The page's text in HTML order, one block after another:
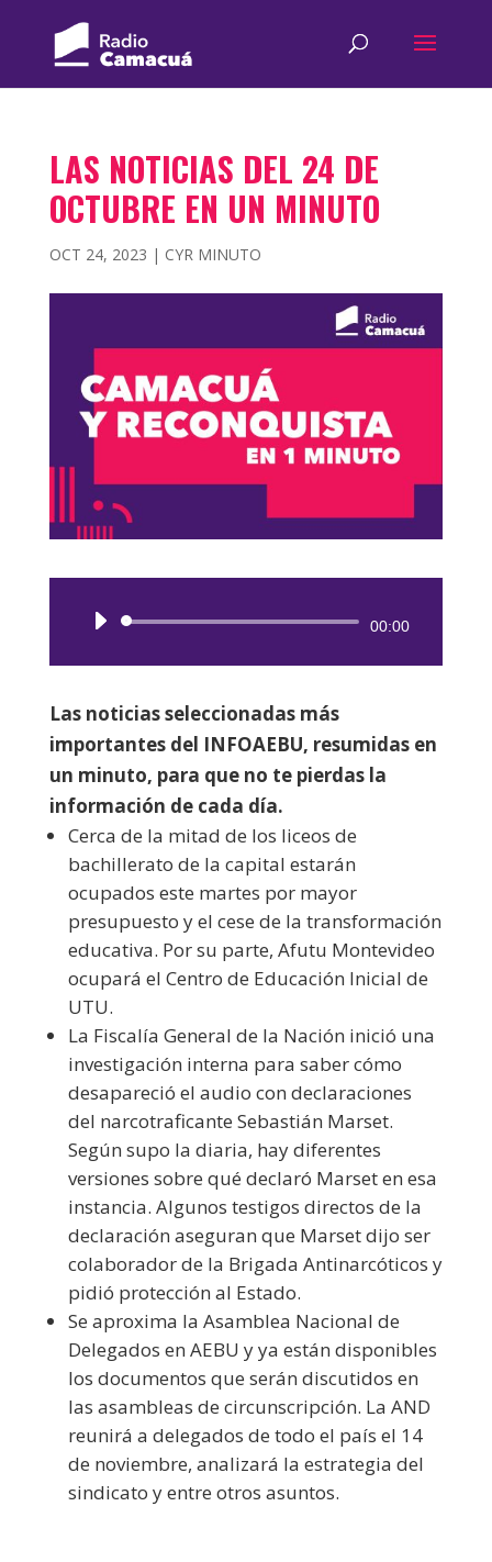
LAS NOTICIAS DEL 24 DE
OCTUBRE EN UN MINUTO
OCT 24, 2023 | CYR MINUTO
Reproductor
00:00
Las noticias seleccionadas más
importantes del INFOAEBU, resumidas en
un minuto, para que no te pierdas la
información de cada día.
Cerca de la mitad de los liceos de
bachillerato de la capital estarán
ocupados este martes por mayor
presupuesto y el cese de la transformación
educativa. Por su parte, Afutu Montevideo
ocupará el Centro de Educación Inicial de
UTU.
La Fiscalía General de la Nación inició una
investigación interna para saber cómo
desapareció el audio con declaraciones
del narcotraficante Sebastián Marset.
Según supo la diaria, hay diferentes
versiones sobre qué declaró Marset en esa
instancia. Algunos testigos directos de la
declaración aseguran que Marset dijo ser
colaborador de la Brigada Antinarcóticos y
pidió protección al Estado.
Se aproxima la Asamblea Nacional de
Delegados en AEBU y ya están disponibles
los documentos que serán discutidos en
las asambleas de circunscripción. La AND
reunirá a delegados de todo el país el 14
de noviembre, analizará la estrategia del
sindicato y entre otros asuntos.